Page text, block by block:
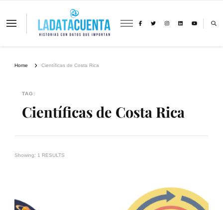
La Data Cuenta es una plataforma
Home Científicas de Costa Rica
TAG:
Científicas de Costa Rica
Showing: 1 RESULTS